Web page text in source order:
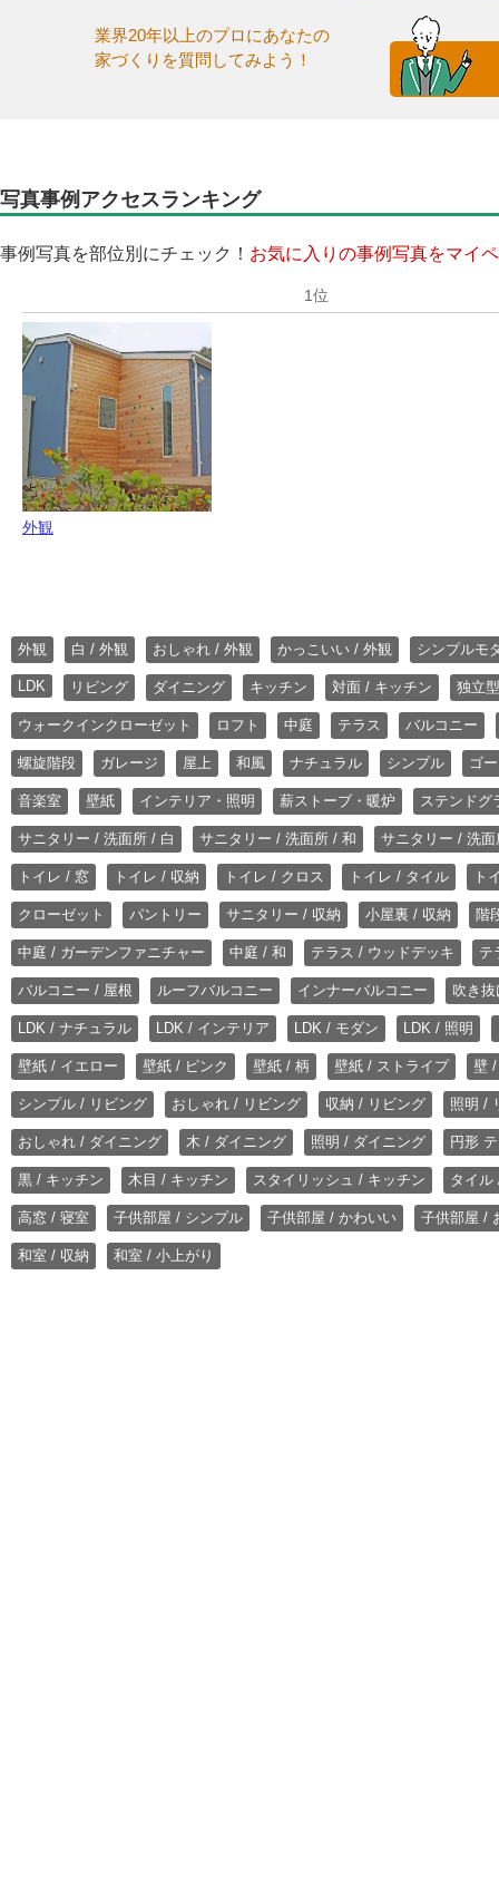
業界20年以上のプロにあなたの
家づくりを質問してみよう！
写真事例アクセスランキング
事例写真を部位別にチェック！ お気に入りの事例写真をマイ
外観
外観 白 / 外観 おしゃれ / 外観 かっこいい / 外観 シンプルモ
LDK リビング ダイニング キッチン 対面 / キッチン 独立
ウォークインクローゼット ロフト 中庭 テラス バルコニー
螺旋階段 ガレージ 屋上 和風 ナチュラル シンプル ゴ
音楽室 壁紙 インテリア・照明 薪ストーブ・暖炉 ステンドグ
サニタリー / 洗面所 / 白 サニタリー / 洗面所 / 和 サニタリー / 洗
トイレ / 窓 トイレ / 収納 トイレ / クロス トイレ / タイル ト
クローゼット パントリー サニタリー / 収納 小屋裏 / 収納 階
中庭 / ガーデンファニチャー 中庭 / 和 テラス / ウッドデッキ テ
バルコニー / 屋根 ルーフバルコニー インナーバルコニー 吹き
LDK / ナチュラル LDK / インテリア LDK / モダン LDK / 照明
壁紙 / イエロー 壁紙 / ピンク 壁紙 / 柄 壁紙 / ストライプ 壁
シンプル / リビング おしゃれ / リビング 収納 / リビング 照明 /
おしゃれ / ダイニング 木 / ダイニング 照明 / ダイニング 円形
黒 / キッチン 木目 / キッチン スタイリッシュ / キッチン タイル
高窓 / 寝室 子供部屋 / シンプル 子供部屋 / かわいい 子供部屋 /
和室 / 収納 和室 / 小上がり